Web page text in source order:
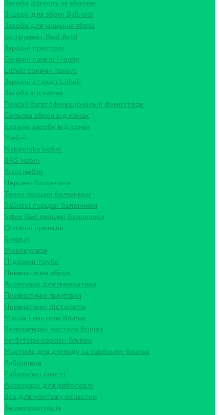
Засоби догляду за зброєю
Вішери для зброї Ballistol
Засоби для чищення зброї
Інструмент Real Avid
Зарядні пристрої
Сонячні панелі Houny
Litheli сонячні панелі
Зарядні станції Litheli
Засоби від комах
Flextail багатофункціональні фумігатори
Сольова зброя від комах
Extravel засоби від комах
Меблі
Naturehike меблі
BRS меблі
Brain меблі
Перцеві балончики
Терен перцеві балончики
Ballistol перцеві балончики
Sabre Red перцеві балончики
Оптичні прилади
Біноклі
Монокуляри
Підзорні труби
Пневматична зброя
Аксесуари для пневматики
Пневматичні гвинтівки
Пневматичні пістолети
Масла і мастила Brunox
Велосипедні мастила Brunox
Інгібітори корозії Brunox
Мастила для догляду за карбоном Brunox
Риболовля
Рибальські снасті
Аксесуари для риболовлі
Все для монтажу оснастки
Термопродукція